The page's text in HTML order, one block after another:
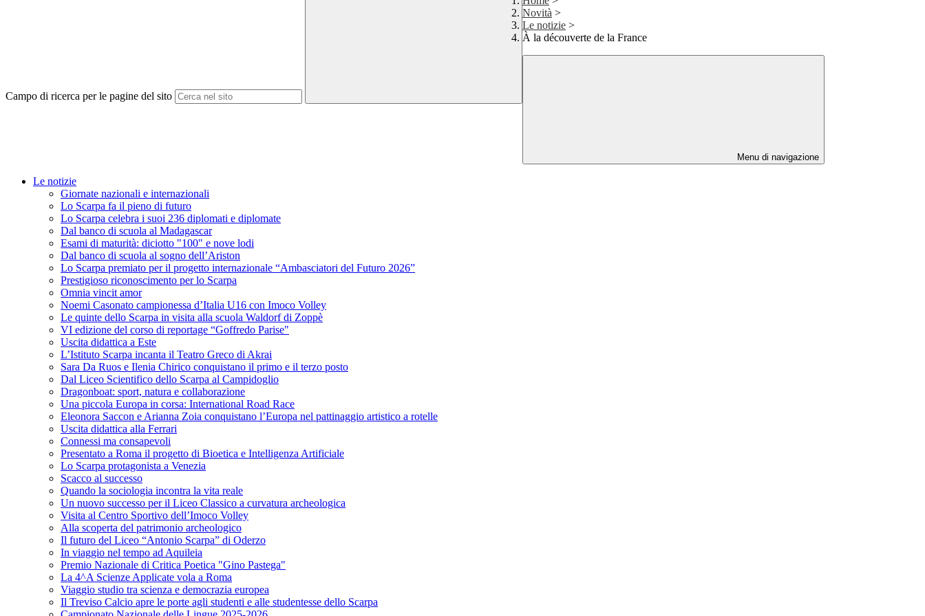
Campo di ricerca per le pagine del sito
Novità >
Le notizie >
À la découverte de la France
Menu di navigazione
Le notizie
Giornate nazionali e internazionali
Lo Scarpa fa il pieno di futuro
Lo Scarpa celebra i suoi 236 diplomati e diplomate
Dal banco di scuola al Madagascar
Esami di maturità: diciotto "100" e nove lodi
Dal banco di scuola al sogno dell’Ariston
Lo Scarpa premiato per il progetto internazionale “Ambasciatori del Futuro 2026”
Prestigioso riconoscimento per lo Scarpa
Omnia vincit amor
Noemi Casonato campionessa d’Italia U16 con Imoco Volley
Le quinte dello Scarpa in visita alla scuola Waldorf di Zoppè
VI edizione del corso di reportage “Goffredo Parise"
Uscita didattica a Este
L’Istituto Scarpa incanta il Teatro Greco di Akrai
Sara Da Ruos e Ilenia Chirico conquistano il primo e il terzo posto
Dal Liceo Scientifico dello Scarpa al Campidoglio
Dragonboat: sport, natura e collaborazione
Una piccola Europa in corsa: International Road Race
Eleonora Saccon e Arianna Zoia conquistano l’Europa nel pattinaggio artistico a rotelle
Uscita didattica alla Ferrari
Connessi ma consapevoli
Presentato a Roma il progetto di Bioetica e Intelligenza Artificiale
Lo Scarpa protagonista a Venezia
Scacco al successo
Quando la sociologia incontra la vita reale
Un nuovo successo per il Liceo Classico a curvatura archeologica
Visita al Centro Sportivo dell’Imoco Volley
Alla scoperta del patrimonio archeologico
Il futuro del Liceo “Antonio Scarpa” di Oderzo
In viaggio nel tempo ad Aquileia
Premio Nazionale di Critica Poetica "Gino Pastega"
La 4^A Scienze Applicate vola a Roma
Viaggio studio tra scienza e democrazia europea
Il Treviso Calcio apre le porte agli studenti e alle studentesse dello Scarpa